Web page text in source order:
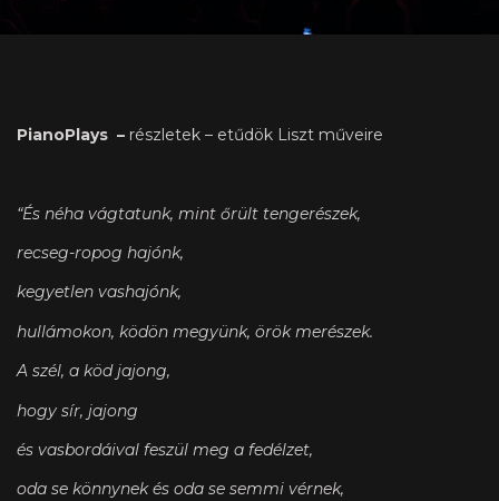
PianoPlays – részletek – etűdök Liszt műveire
“És néha vágtatunk, mint őrült tengerészek,
recseg-ropog hajónk,
kegyetlen vashajónk,
hullámokon, ködön megyünk, örök merészek.
A szél, a köd jajong,
hogy sír, jajong
és vasbordáival feszül meg a fedélzet,
oda se könnynek és oda se semmi vérnek,